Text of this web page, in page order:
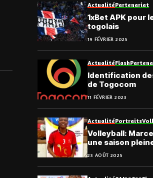
ActualitéPartenariat
1xBet APK pour
togolais
19 FÉVRIER 2025
ActualitéFlash
Identification des abonnés
de Togocom
11 FÉVRIER 2023
ActualitéPortraits
Volleyball:
une saison
23 AOÛT 2025